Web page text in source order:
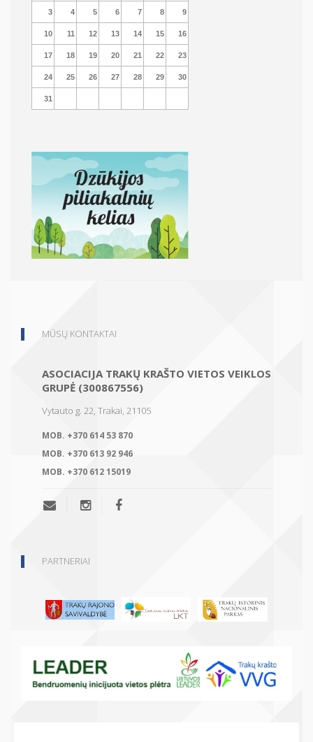
3 4 5 6 7 8 9
10 11 12 13 14 15 16
17 18 19 20 21 22 23
24 25 26 27 28 29 30
31
MŪSŲ KONTAKTAI
ASOCIACIJA TRAKŲ KRAŠTO VIETOS VEIKLOS
GRUPĖ (300867556)
Vytauto g. 22, Trakai, 21105
MOB. +370 614 53 870
MOB. +370 613 92 946
MOB. +370 612 15019
PARTNERIAI